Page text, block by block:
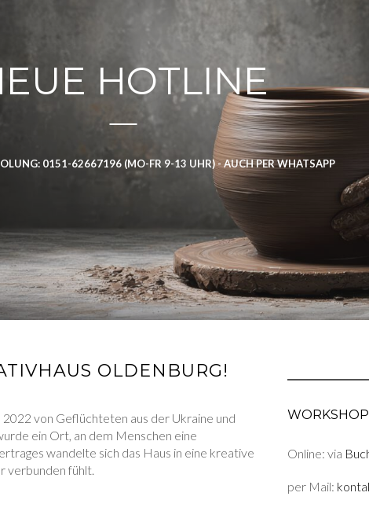
HOTLINE
0151-62667196 (MO-FR 9-13 UHR) - AUCH PER WHATSAPP
OLDENBURG!
von Geflüchteten aus der Ukraine und
ein Ort, an dem Menschen eine
wandelte sich das Haus in eine kreative
verbunden fühlt.
Online: via
per Mail: